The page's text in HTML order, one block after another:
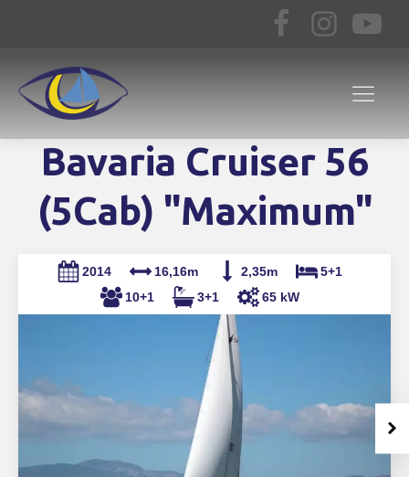
Bavaria Cruiser 56
(5Cab) "Maximum"
2014 16,16m 2,35m
5+1
10+1
3+1 65 kW